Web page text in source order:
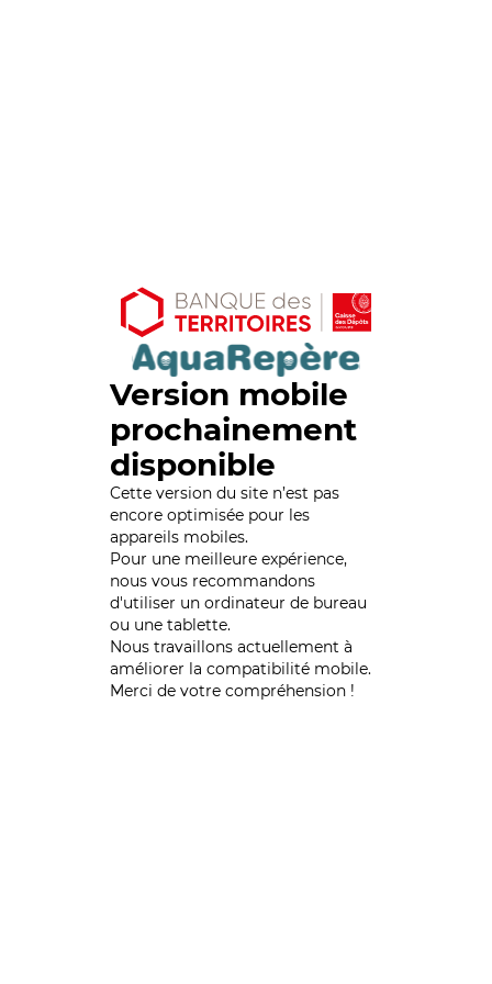
Version mobile
prochainement
disponible
Cette version du site n’est pas
encore optimisée pour les
appareils mobiles.
Pour une meilleure expérience,
nous vous recommandons
d'utiliser un ordinateur de bureau
ou une tablette.
Nous travaillons actuellement à
améliorer la compatibilité mobile.
Merci de votre compréhension !